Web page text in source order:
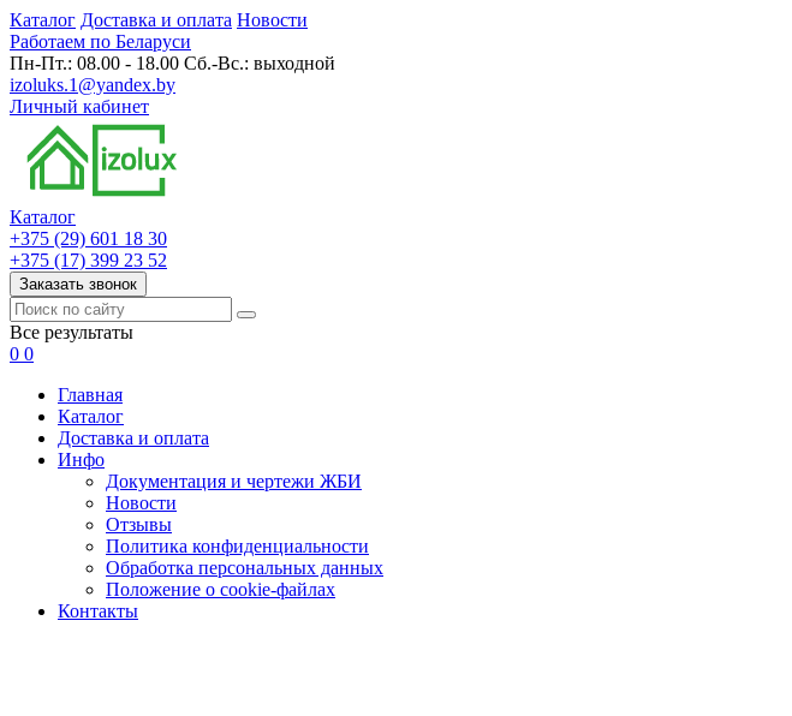
Каталог Доставка и оплата Новости
Работаем по Беларуси
Пн-Пт.: 08.00 - 18.00 Сб.-Вс.: выходной
izoluks.1@yandex.by
Личный кабинет
Каталог
+375 (29) 601 18 30
+375 (17) 399 23 52
Заказать звонок
Все результаты
0 0
Главная
Каталог
Доставка и оплата
Инфо
Документация и чертежи ЖБИ
Новости
Отзывы
Политика конфиденциальности
Обработка персональных данных
Положение о cookie-файлах
Контакты